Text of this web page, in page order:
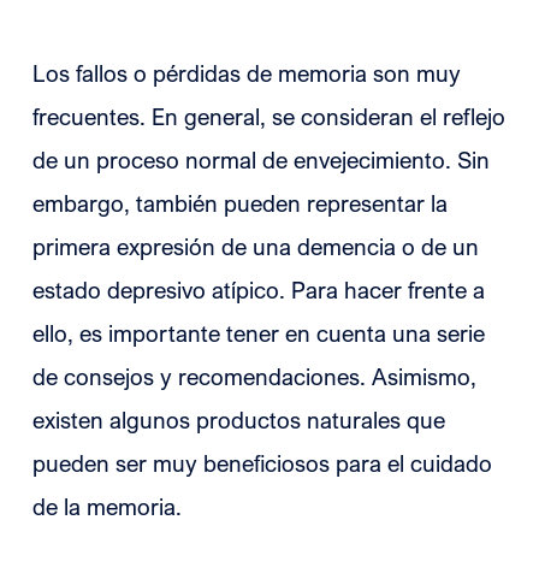
Los fallos o pérdidas de memoria son muy
frecuentes. En general, se consideran el reflejo
de un proceso normal de envejecimiento. Sin
embargo, también pueden representar la
primera expresión de una demencia o de un
estado depresivo atípico. Para hacer frente a
ello, es importante tener en cuenta una serie
de consejos y recomendaciones. Asimismo,
existen algunos productos naturales que
pueden ser muy beneficiosos para el cuidado
de la memoria.